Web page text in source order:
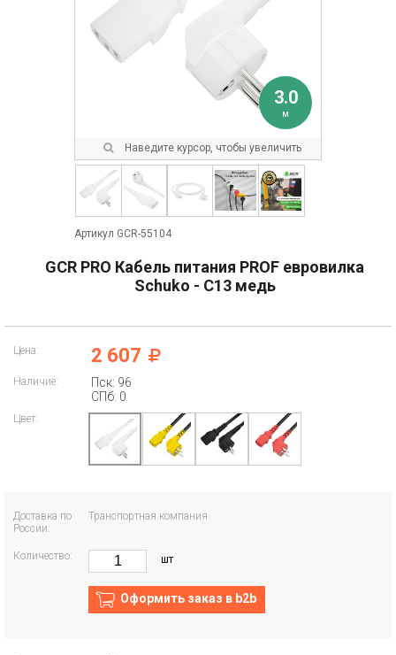
3.0
м
Наведите курсор, чтобы увеличить
Артикул GCR-55104
GCR PRO Кабель питания PROF евровилка
Schuko - С13 медь
Цена: 2 607
Наличие:
Пск: 96
СПб: 0
Цвет:
Доставка по
России:
Транспортная компания
Количество: шт
Оформить заказ в b2b